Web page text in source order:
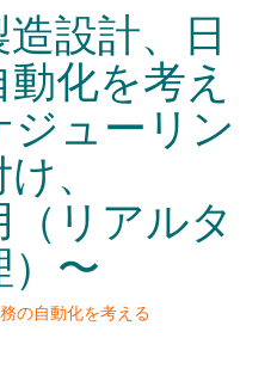
設計、日
化を考え
ューリン
、
リアルタ
〜
の自動化を考える